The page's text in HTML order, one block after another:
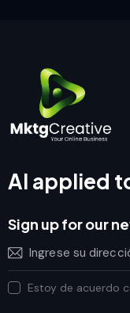
AI applied
Sign up for our
Estoy de acuerdo